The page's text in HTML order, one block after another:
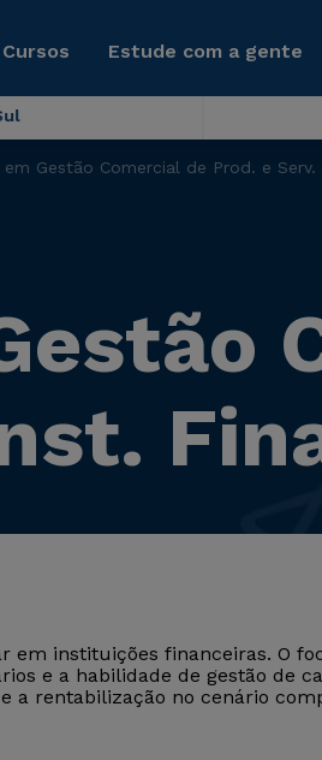
Cursos Estude com a gente
em Gestão Comercial de Prod. e
instituições financeiras. O
e a habilidade de gestão de
a rentabilização no cenário